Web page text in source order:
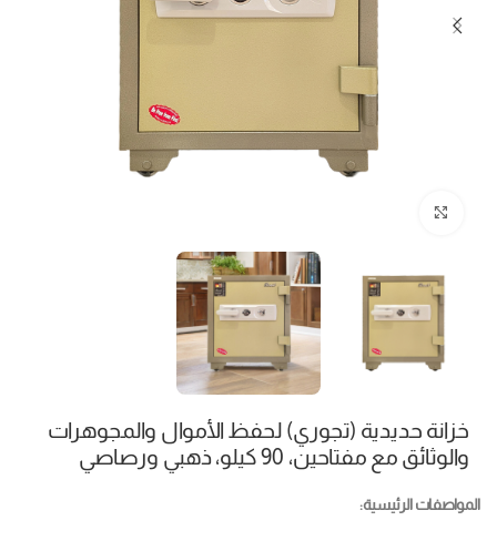
خزانة حديدية (تجوري) لحفظ الأموال والمجوهرات
والوثائق مع مفتاحين، 90 كيلو، ذهبي ورصاصي
المواصفات الرئيسية: